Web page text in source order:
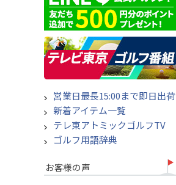
営業日最長15:00まで即日出荷
新着アイテム一覧
テレ東アトミックゴルフTV
ゴルフ用語辞典
お客様の声